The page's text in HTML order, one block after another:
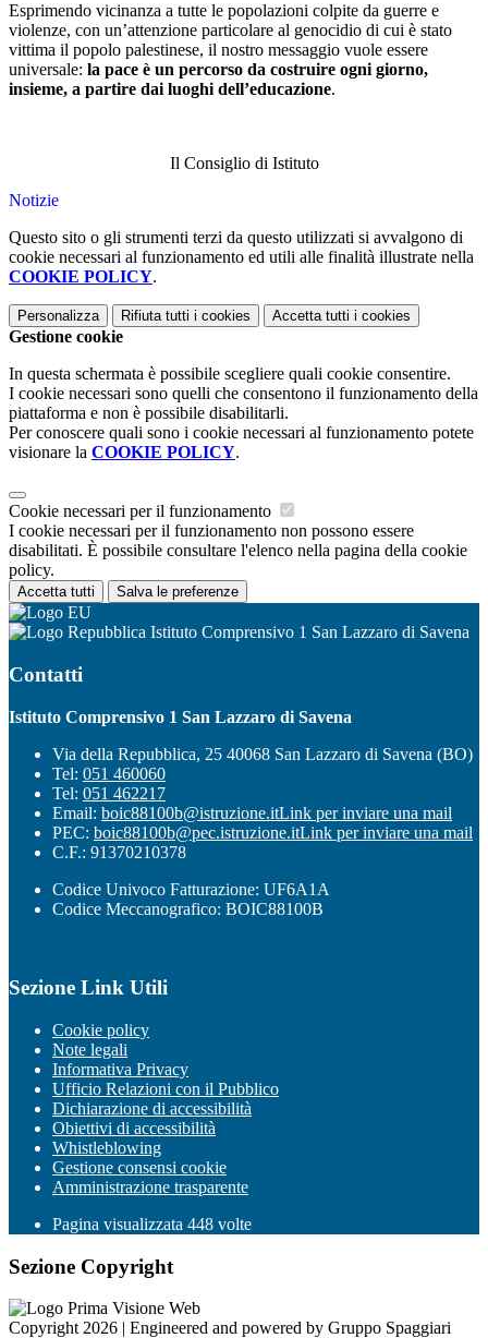
Esprimendo vicinanza a tutte le popolazioni colpite da guerre e
violenze, con un’attenzione particolare al genocidio di cui è stato
vittima il popolo palestinese, il nostro messaggio vuole essere
universale: la pace è un percorso da costruire ogni giorno,
insieme, a partire dai luoghi dell’educazione.
Il Consiglio di Istituto
Notizie
Questo sito o gli strumenti terzi da questo utilizzati si avvalgono di
cookie necessari al funzionamento ed utili alle finalità illustrate nella
COOKIE POLICY.
Personalizza Rifiuta tutti i cookies Accetta tutti i cookies
Gestione cookie
In questa schermata è possibile scegliere quali cookie consentire.
I cookie necessari sono quelli che consentono il funzionamento della
piattaforma e non è possibile disabilitarli.
Per conoscere quali sono i cookie necessari al funzionamento potete
visionare la COOKIE POLICY.
Cookie necessari per il funzionamento
I cookie necessari per il funzionamento non possono essere
disabilitati. È possibile consultare l'elenco nella pagina della cookie
policy.
Accetta tutti Salva le preferenze
Istituto Comprensivo 1 San Lazzaro di Savena
Contatti
Istituto Comprensivo 1 San Lazzaro di Savena
Via della Repubblica, 25 40068 San Lazzaro di Savena (BO)
Tel: 051 460060
Tel: 051 462217
Email: boic88100b@istruzione.itLink per inviare una mail
PEC: boic88100b@pec.istruzione.itLink per inviare una mail
C.F.: 91370210378
Codice Univoco Fatturazione: UF6A1A
Codice Meccanografico: BOIC88100B
Sezione Link Utili
Cookie policy
Note legali
Informativa Privacy
Ufficio Relazioni con il Pubblico
Dichiarazione di accessibilità
Obiettivi di accessibilità
Whistleblowing
Gestione consensi cookie
Amministrazione trasparente
Pagina visualizzata 448 volte
Sezione Copyright
Copyright 2026 | Engineered and powered by Gruppo Spaggiari